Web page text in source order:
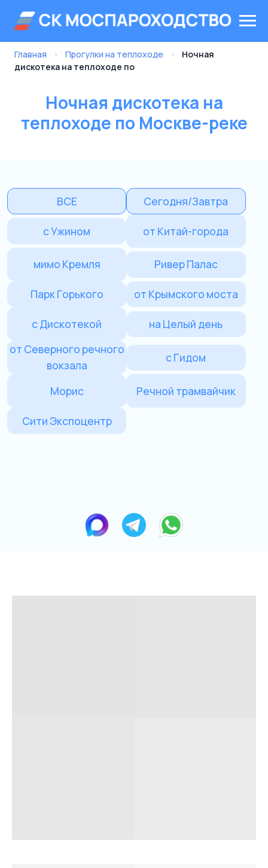
Главная › Прогулки на теплоходе ›
Ночная
дискотека на теплоходе по
Ночная дискотека на
теплоходе по Москве-реке
с Ужином от Китай-города
мимо Кремля Ривер Палас
Парк Горького от Крымского моста
с Дискотекой
на Целый день
от Северного речного
вокзала
Речной трамвайчик